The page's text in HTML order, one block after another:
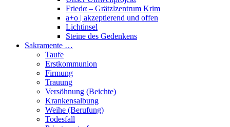
Friedα – Grätzlzentrum Krim
a+o | akzeptierend und offen
Lichtinsel
Steine des Gedenkens
Sakramente …
Taufe
Erstkommunion
Firmung
Trauung
Versöhnung (Beichte)
Krankensalbung
Weihe (Berufung)
Todesfall